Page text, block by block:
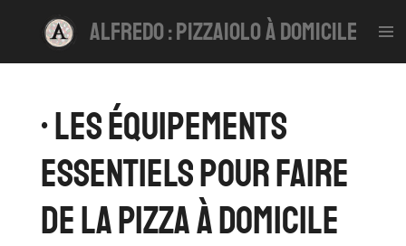
Passer
alfredo : pizzaiolo à domicile
• Les Équipements
Essentiels pour Faire
de la Pizza à Domicile